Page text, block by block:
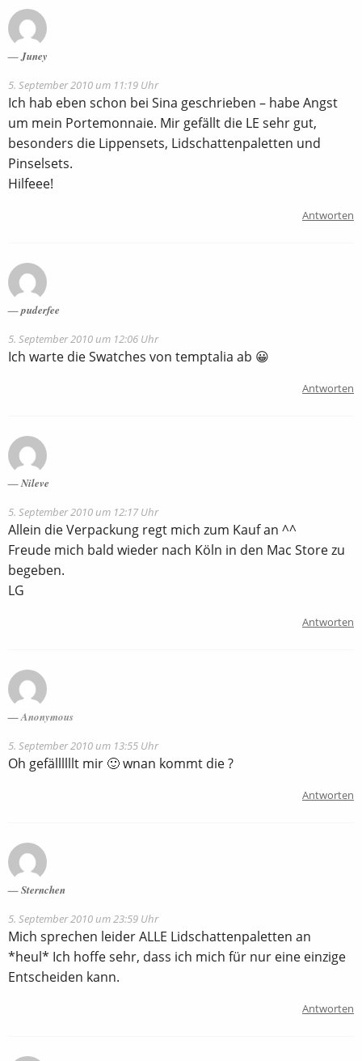
Juney
5. September 2010 um 11:19 Uhr
Ich hab eben schon bei Sina geschrieben – habe Angst
um mein Portemonnaie. Mir gefällt die LE sehr gut,
besonders die Lippensets, Lidschattenpaletten und
Pinselsets.
Hilfeee!
Antworten
puderfee
5. September 2010 um 12:06 Uhr
Ich warte die Swatches von temptalia ab 😀
Antworten
Nileve
5. September 2010 um 12:17 Uhr
Allein die Verpackung regt mich zum Kauf an ^^
Freude mich bald wieder nach Köln in den Mac Store zu
begeben.
LG
Antworten
Anonymous
5. September 2010 um 13:55 Uhr
Oh gefällllllt mir 🙂 wnan kommt die ?
Antworten
Sternchen
5. September 2010 um 23:59 Uhr
Mich sprechen leider ALLE Lidschattenpaletten an
*heul* Ich hoffe sehr, dass ich mich für nur eine einzige
Entscheiden kann.
Antworten